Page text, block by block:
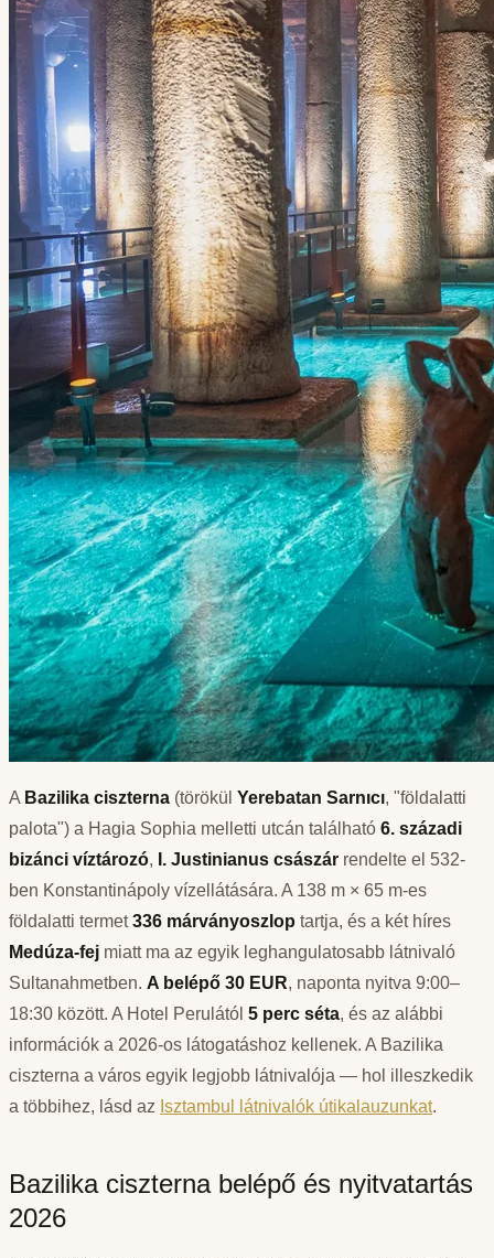
A Bazilika ciszterna (törökül Yerebatan Sarnıcı, "földalatti
palota") a Hagia Sophia melletti utcán található 6. századi
bizánci víztározó, I. Justinianus császár rendelte el 532-
ben Konstantinápoly vízellátására. A 138 m × 65 m-es
földalatti termet336 márványoszlop tartja, és a két híres
Medúza-fej miatt ma az egyik leghangulatosabb látnivaló
Sultanahmetben. A belépő 30 EUR, naponta nyitva 9:00–
18:30 között. A Hotel Perulától 5 perc séta, és az alábbi
információk a 2026-os látogatáshoz kellenek. A Bazilika
ciszterna a város egyik legjobb látnivalója — hol illeszkedik
a többihez, lásd az Isztambul látnivalók útikalauzunkat.
Bazilika ciszterna belépő és nyitvatartás
2026